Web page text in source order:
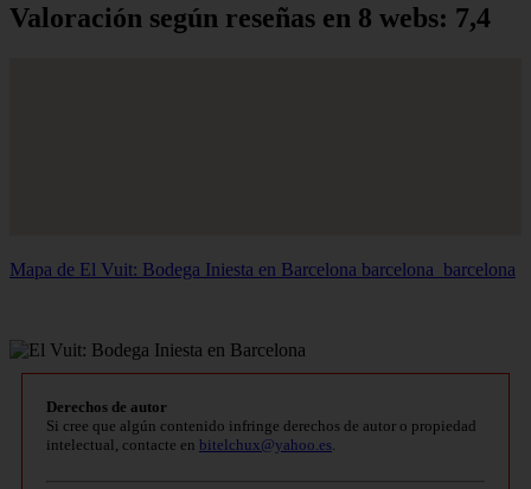
Valoración según reseñas en 8 webs: 7,4
Mapa de El Vuit: Bodega Iniesta en Barcelona barcelona_barcelona
Derechos de autor
Si cree que algún contenido infringe derechos de autor o propiedad
intelectual, contacte en bitelchux@yahoo.es